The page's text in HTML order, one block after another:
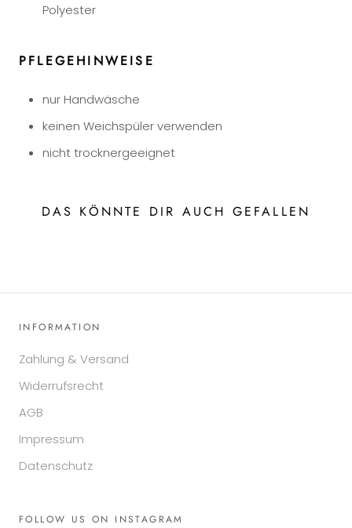
Polyester
PFLEGEHINWEISE
nur Handwäsche
keinen Weichspüler verwenden
nicht trocknergeeignet
DAS KÖNNTE DIR AUCH GEFALLEN
INFORMATION
Zahlung & Versand
Widerrufsrecht
AGB
Impressum
Datenschutz
FOLLOW US ON INSTAGRAM